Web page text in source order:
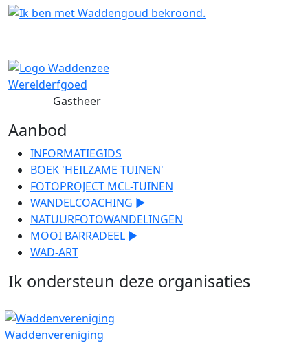
Gastheer
Aanbod
INFORMATIEGIDS
BOEK 'HEILZAME TUINEN'
FOTOPROJECT MCL-TUINEN
WANDELCOACHING ►
NATUURFOTOWANDELINGEN
MOOI BARRADEEL ►
WAD-ART
Ik ondersteun deze organisaties
Waddenvereniging